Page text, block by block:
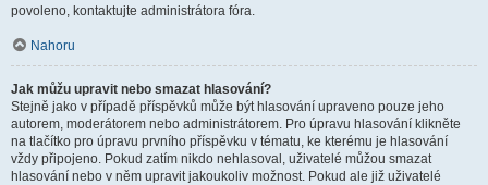
povoleno, kontaktujte administrátora fóra.
Nahoru
Jak můžu upravit nebo smazat hlasování?
Stejně jako v případě příspěvků může být hlasování upraveno pouze jeho
autorem, moderátorem nebo administrátorem. Pro úpravu hlasování klikněte
na tlačítko pro úpravu prvního příspěvku v tématu, ke kterému je hlasování
vždy připojeno. Pokud zatím nikdo nehlasoval, uživatelé můžou smazat
hlasování nebo v něm upravit jakoukoliv možnost. Pokud ale již uživatelé